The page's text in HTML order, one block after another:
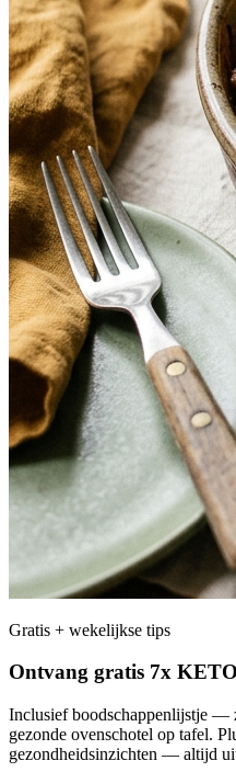
Gratis + wekelijkse tips
Ontvang gratis 7x
Inclusief boodschappenlijstje —
gezonde ovenschotel op tafel.
gezondheidsinzichten — altijd